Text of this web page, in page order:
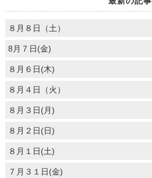
８月８日（土）
8月７日(金)
８月６日(木)
８月４日（火）
８月３日(月)
８月２日(日)
８月１日(土)
７月３１日(金)